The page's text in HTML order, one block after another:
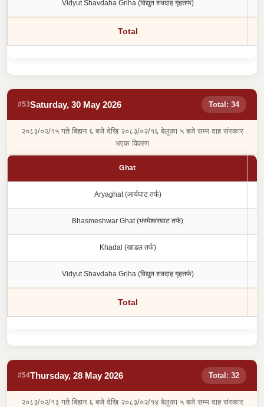
Vidyut Shavdaha Griha (विद्युत शवदाह गृहतर्फ)
Total
#53Saturday, 30 May 2026 Total: 34
२०८३/०२/१५ गते बिहान ६ बजे देखि २०८३/०२/१६ बेलुका ५ बजे सम्म दाह संस्कार
भएक विवरण
Ghat
Aryaghat (आर्यघाट तर्फ)
Bhasmeshwar Ghat (भस्मेश्वरघाट तर्फ)
Khadal (खाडल तर्फ)
Vidyut Shavdaha Griha (विद्युत शवदाह गृहतर्फ)
Total
#54Thursday, 28 May 2026 Total: 32
२०८३/०२/१३ गते बिहान ६ बजे देखि २०८३/०२/१४ बेलुका ५ बजे सम्म दाह संस्कार